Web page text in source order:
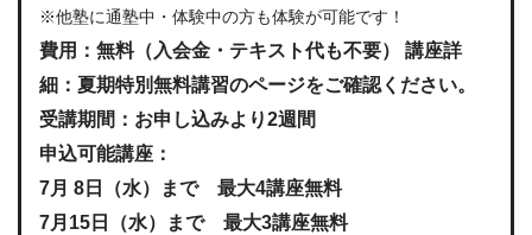
※他塾に通塾中・体験中の方も体験が可能です！
費用：無料（入会金・テキスト代も不要） 講座詳
細：夏期特別無料講習のページをご確認ください。
受講期間：お申し込みより2週間
申込可能講座：
7月 8日（水）まで 最大4講座無料
7月15日（水）まで 最大3講座無料